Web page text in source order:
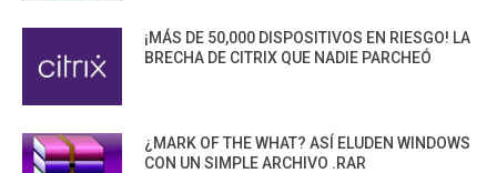
¡MÁS DE 50,000 DISPOSITIVOS EN RIESGO! LA
BRECHA DE CITRIX QUE NADIE PARCHEÓ
¿MARK OF THE WHAT? ASÍ ELUDEN WINDOWS
CON UN SIMPLE ARCHIVO .RAR